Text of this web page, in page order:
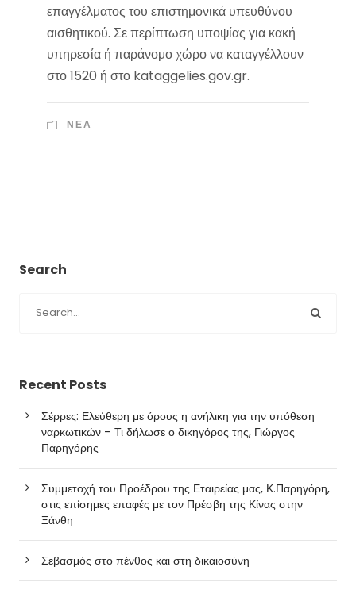
επαγγέλματος του επιστημονικά υπευθύνου
αισθητικού. Σε περίπτωση υποψίας για κακή
υπηρεσία ή παράνομο χώρο να καταγγέλλουν
στο 1520 ή στο kataggelies.gov.gr.
ΝΈΑ
Search
Recent Posts
Σέρρες: Ελεύθερη με όρους η ανήλικη για την υπόθεση
ναρκωτικών – Τι δήλωσε ο δικηγόρος της, Γιώργος
Παρηγόρης
Συμμετοχή του Προέδρου της Εταιρείας μας, Κ.Παρηγόρη,
στις επίσημες επαφές με τον Πρέσβη της Κίνας στην
Ξάνθη
Σεβασμός στο πένθος και στη δικαιοσύνη